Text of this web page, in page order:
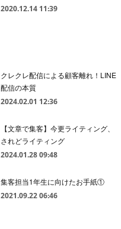
2020.12.14 11:39
クレクレ配信による顧客離れ！LINE
配信の本質
2024.02.01 12:36
【文章で集客】今更ライティング、
されどライティング
2024.01.28 09:48
集客担当1年生に向けたお手紙①
2021.09.22 06:46